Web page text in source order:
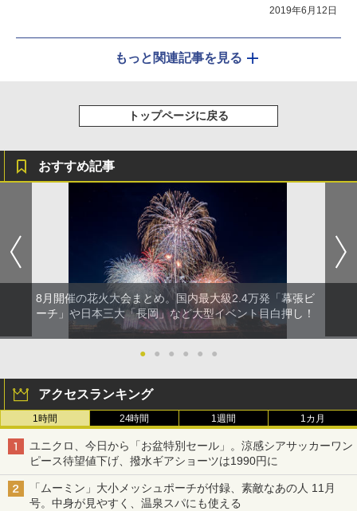
2019年6月12日
もっと関連記事を見る
トップページに戻る
おすすめ記事
8月開催の花火大会まとめ。国内最大級2.4万発「幕張ビ
ーチ」や日本三大「長岡」など大型イベント目白押し！
● ● ● ● ● ●
アクセスランキング
1時間 24時間 1週間 1カ月
ユニクロ、今日から「お盆特別セール」。涼感シアサッカーワン
ピース待望値下げ、撥水ギアショーツは1990円に
「ムーミン」大小メッシュポーチが付録、素敵なあの人 11月
号。中身が見やすく、温泉スパにも使える